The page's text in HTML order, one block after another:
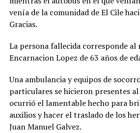
venía de la comunidad de El Cile
Gracias.
La persona fallecida corresponde al
Encarnacion Lopez de 63 años de
Una ambulancia y equipos de
particulares se hicieron presentes
ocurrió el lamentable hecho para
auxilios y hacer el traslado de los
Juan Manuel Galvez.